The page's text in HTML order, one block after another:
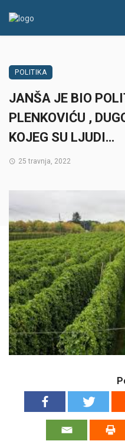
POLITIKA
JANŠA JE BIO
PLENKOVIĆU ,
KOJEG SU LJUDI…
25 travnja, 2022